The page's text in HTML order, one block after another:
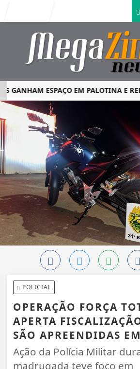
ESPAÇO EM PALOTINA E
EM ALTA
POLICIAL
OPERAÇÃO FORÇA
APERTA
SÃO APREENDIDAS
Ação da Polícia Militar
madrugada teve foco em